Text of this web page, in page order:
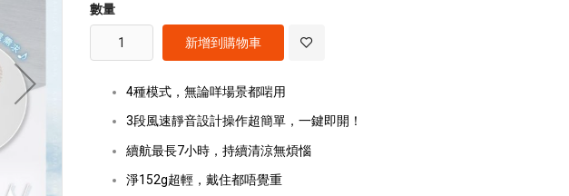
數量
新增到購物車
4種模式，無論咩場景都啱用
3段風速靜音設計操作超簡單，一鍵即開！
續航最長7小時，持續清涼無煩惱
淨152g超輕，戴住都唔覺重
images
gallery